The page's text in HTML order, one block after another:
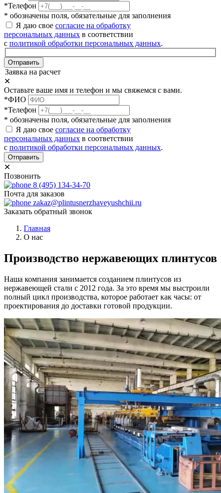
*Телефон
* обозначены поля, обязательные для заполнения
Я даю свое согласие на обработку
персональных данных в соответствии
с политикой обработки персональных данных.
Отправить
Заявка на расчет
✕
Оставьте ваше имя и телефон и мы свяжемся с вами.
*ФИО
*Телефон
* обозначены поля, обязательные для заполнения
Я даю свое согласие на обработку
персональных данных в соответствии
с политикой обработки персональных данных.
Отправить
✕
Позвонить
8 (495) 134-34-70
Почта для заказов
zakaz@plintusnerzhaveyushchii.ru
Заказать обратный звонок
Главная
О нас
Производство нержавеющих плинтусов
Наша компания занимается созданием плинтусов из
нержавеющей стали с 2012 года. За это время мы выстроили
полный цикл производства, которое работает как часы: от
проектирования до доставки готовой продукции.